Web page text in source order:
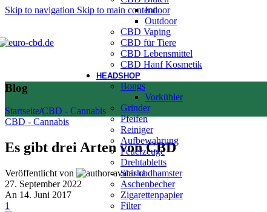
Skip to navigation Skip to main contentIndoor
Outdoor
CBD Vaping
CBD für Tiere
CBD Lebensmittel
CBD Hanf Kosmetik
HEADSHOP
Bongs
Vorkühler
Grinder
Pfeifen
Reiniger
Aufbewahrung
Feuerzeuge
Drehtabletts
Shisha
Aschenbecher
Zigarettenpapier
Filter
Blog
Startseite/CBD - Cannabis
CBD - Cannabis
Es gibt drei Arten von CBD
Veröffentlicht von
cbdhamster
27. September 2022
An 14. Juni 2017
1